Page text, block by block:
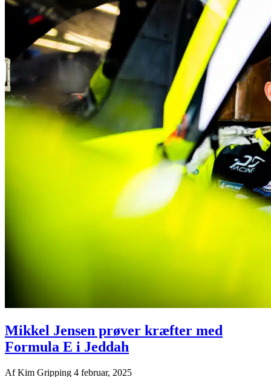
Mikkel Jensen prøver kræfter med
Formula E i Jeddah
AfKim Gripping 4 februar, 2025